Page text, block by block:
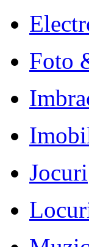
Foto
Jocuri